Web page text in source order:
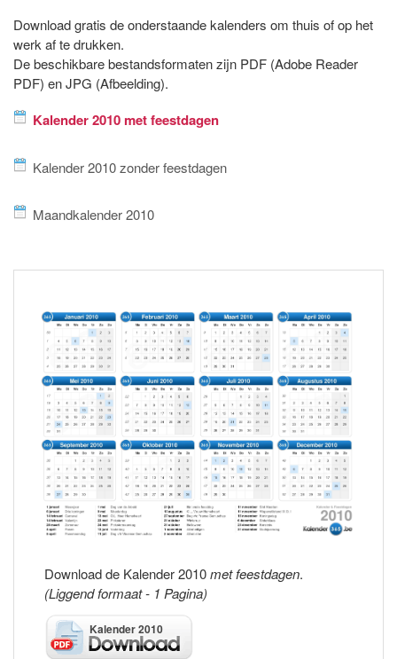
Download gratis de onderstaande kalenders om thuis of op het
werk af te drukken.
De beschikbare bestandsformaten zijn PDF (Adobe Reader
PDF) en JPG (Afbeelding).
Kalender 2010 met feestdagen
Kalender 2010 zonder feestdagen
Maandkalender 2010
Download de Kalender 2010met feestdagen.
(Liggend formaat - 1 Pagina)
Kalender 2010